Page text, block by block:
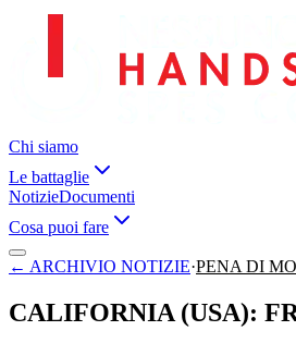
Chi siamo
Le battaglie
NotizieDocumenti
Cosa puoi fare
← ARCHIVIO NOTIZIE·PENA DI
CALIFORNIA (USA):